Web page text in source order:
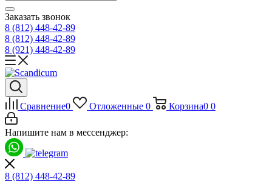
Заказать звонок
8 (812) 448-42-89
8 (812) 448-42-89
8 (921) 448-42-89
Сравнение0 Отложенные 0 Корзина0 0
Напишите нам в мессенджер:
8 (812) 448-42-89